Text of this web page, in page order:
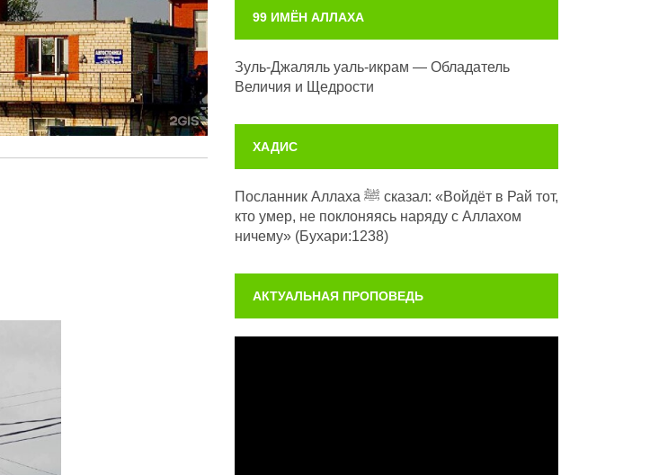
99 ИМЁН АЛЛАХА
Зуль-Джаляль уаль-икрам — Обладатель
Величия и Щедрости
ХАДИС
Посланник Аллаха ﷺ сказал: «Войдёт в Рай тот,
кто умер, не поклоняясь наряду с Аллахом
ничему» (Бухари:1238)
АКТУАЛЬНАЯ ПРОПОВЕДЬ